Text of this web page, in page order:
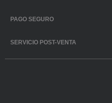
PAGO SEGURO
SERVICIO POST-VENTA